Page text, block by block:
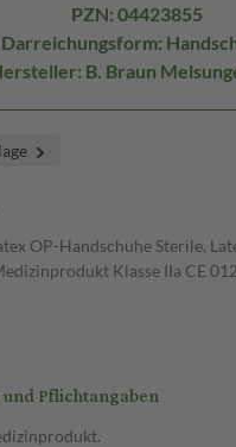
PZN: 04423855
Darreichungsform:
B. Braun
OP-Handschuhe Sterile,
Klasse IIa CE
Pflichtangaben